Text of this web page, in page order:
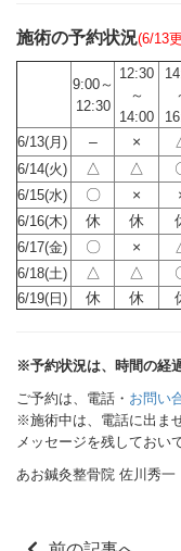
施術の予約状況(6/13
9:00～
12:30
12:30
～
14:00
6/13(月)
– ×
6/14(火) △ △
6/15(水) 〇 ×
6/16(木) 休 休
6/17(金) 〇 ×
6/18(土) △ △
6/19(日) 休 休
※予約状況は、時間の経
ご予約は、電話・ お問い
※施術中は、電話に出ま
メッセージを残しておい
あお鍼灸整骨院 佐川秀一